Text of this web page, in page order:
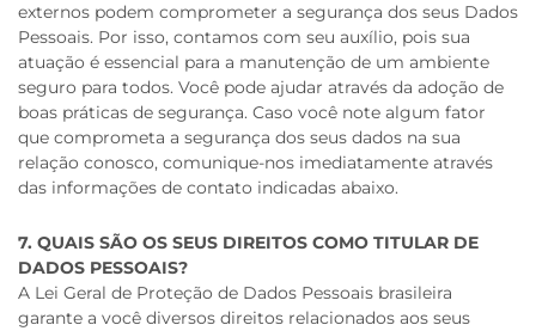
externos podem comprometer a segurança dos seus Dados
Pessoais. Por isso, contamos com seu auxílio, pois sua
atuação é essencial para a manutenção de um ambiente
seguro para todos. Você pode ajudar através da adoção de
boas práticas de segurança. Caso você note algum fator
que comprometa a segurança dos seus dados na sua
relação conosco, comunique-nos imediatamente através
das informações de contato indicadas abaixo.
7. QUAIS SÃO OS SEUS DIREITOS COMO TITULAR DE
DADOS PESSOAIS?
A Lei Geral de Proteção de Dados Pessoais brasileira
garante a você diversos direitos relacionados aos seus